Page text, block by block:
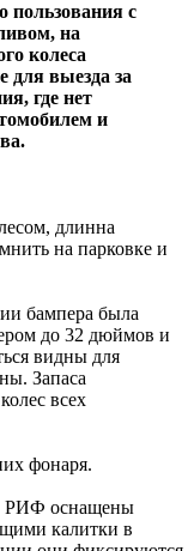
пользования с
на
колеса
для выезда за
где нет
и
длинна
на парковке и
бампера была
до 32 дюймов и
видны для
Запаса
всех
фонаря.
РИФ оснащены
калитки в